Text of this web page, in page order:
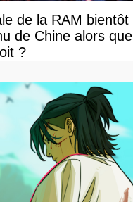
de la RAM
de Chine alors
?